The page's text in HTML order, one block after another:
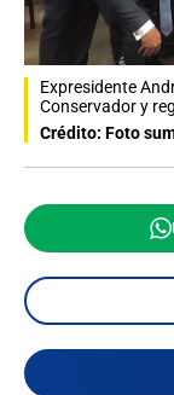
Expresidente
Conservador y
Crédito: Foto